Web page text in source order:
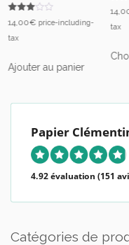
Note
3.00
sur 5
14,00€ price-including-
tax
Ajouter au panier
Note
5.00
sur 5
tax
Papier
4.92 évaluation (151
Catégories de